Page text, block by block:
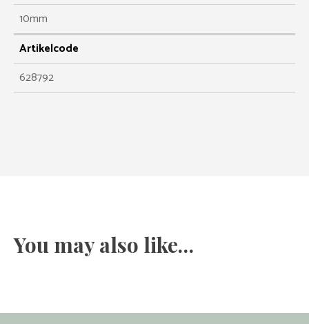
10mm
Artikelcode
628792
You may also like…